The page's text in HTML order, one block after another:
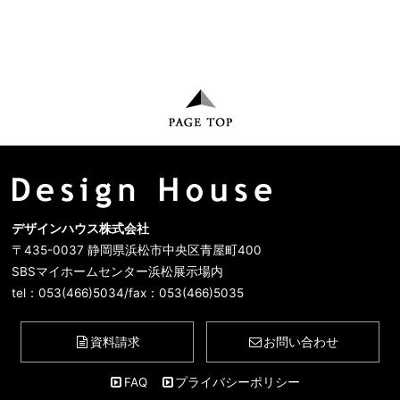
デザインハウス株式会社
〒435-0037 静岡県浜松市中央区青屋町400
SBSマイホームセンター浜松展示場内
tel：053(466)5034/fax：053(466)5035
資料請求 お問い合わせ
FAQ プライバシーポリシー